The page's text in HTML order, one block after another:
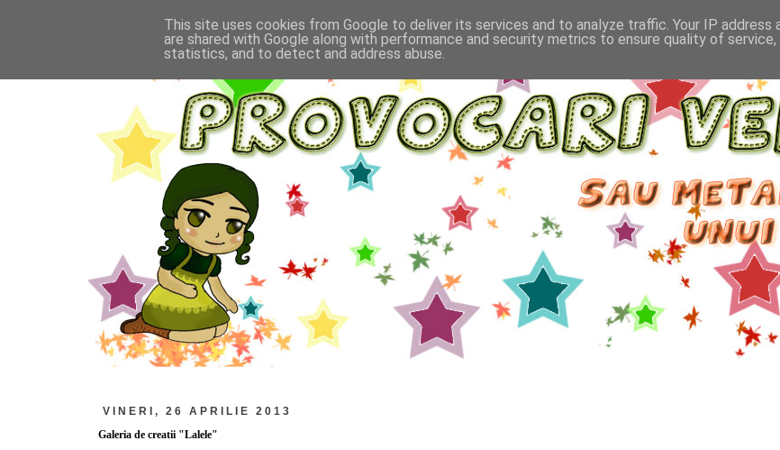
VINERI, 26 APRILIE 2013
Galeria de creatii "Lalele"
This site uses cookies from Google to deliver its services and to analyze traffic. Your IP address
are shared with Google along with performance and security metrics to ensure quality of service,
statistics, and to detect and address abuse.